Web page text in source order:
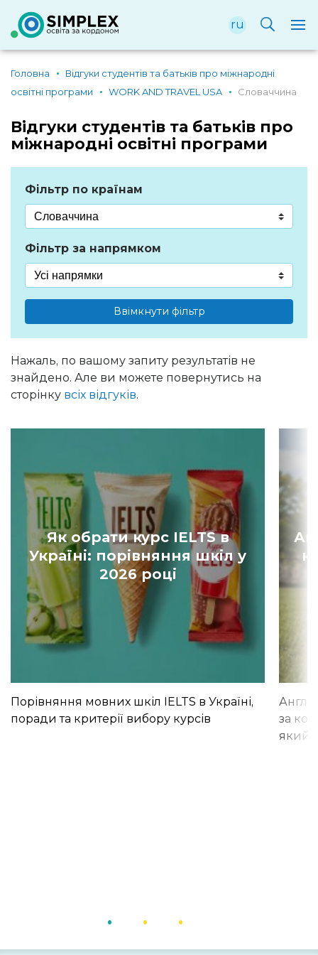
ru
Головна
Відгуки студентів та батьків про міжнародні
освітні програми
WORK AND TRAVEL USA Словаччина
Відгуки студентів та батьків про
міжнародні освітні програми
Фільтр по країнам
Фільтр за напрямком
Ввімкнути фільтр
Нажаль, по вашому запиту результатів не
знайдено. Але ви можете повернутись на
сторінку всіх відгуків.
Як обрати курс IELTS в
Україні: порівняння шкіл у
2026 році
Порівняння мовних шкіл IELTS в Україні,
поради та критерії вибору курсів
за
який